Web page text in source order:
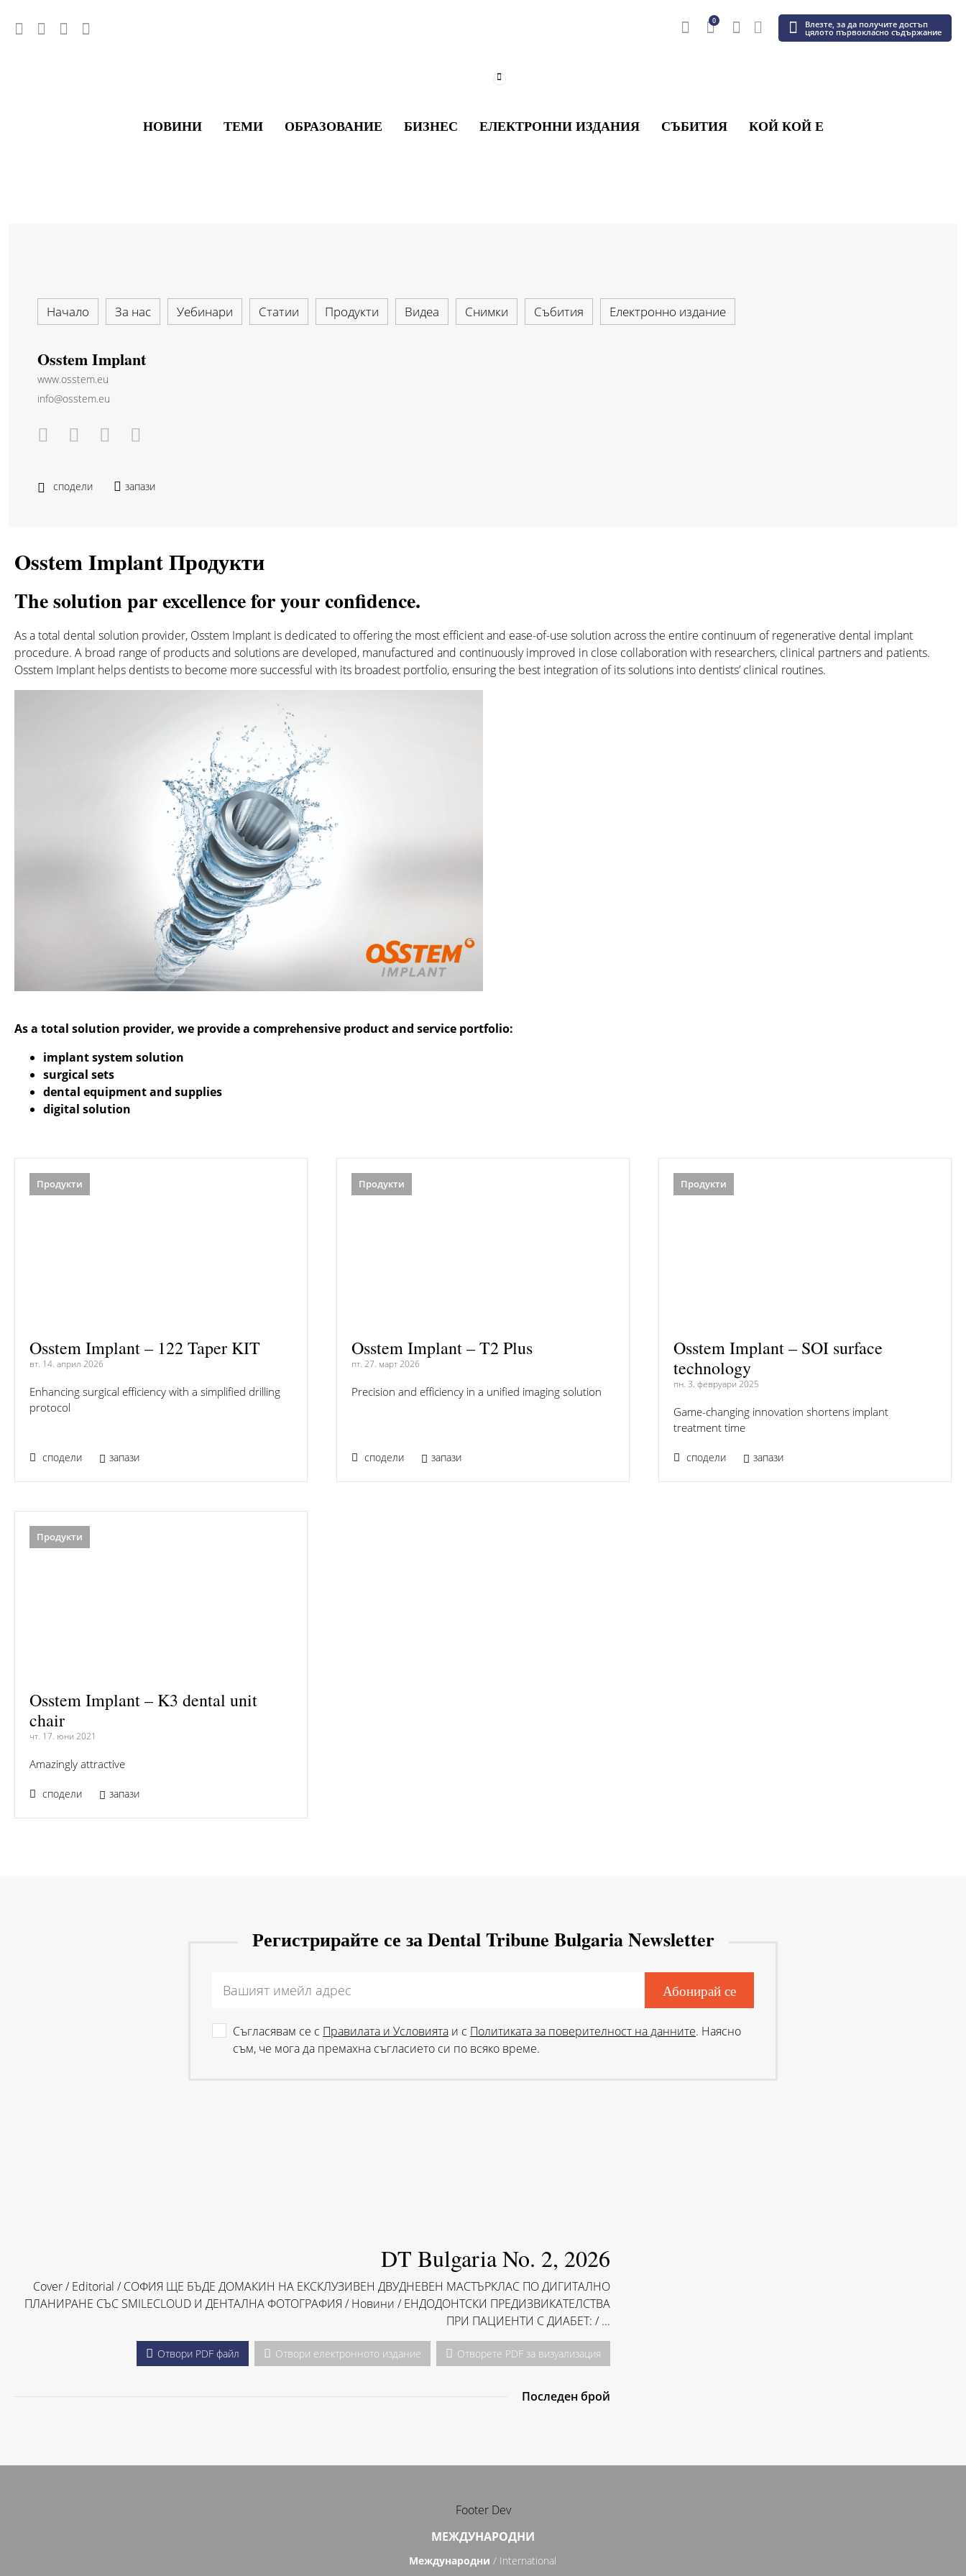
0 Влезте, за да получите достъп
цялото първокласно съдържание
НОВИНИ ТЕМИ ОБРАЗОВАНИЕ БИЗНЕС ЕЛЕКТРОННИ ИЗДАНИЯ СЪБИТИЯ КОЙ КОЙ Е
Начало За нас Уебинари Статии Продукти Видеа Снимки Събития Електронно издание
Osstem Implant
www.osstem.eu
info@osstem.eu
сподели запази
Osstem Implant Продукти
The solution par excellence for your confidence.
As a total dental solution provider, Osstem Implant is dedicated to offering the most efficient and ease-of-use solution across the entire continuum of regenerative dental implant
procedure. A broad range of products and solutions are developed, manufactured and continuously improved in close collaboration with researchers, clinical partners and patients.
Osstem Implant helps dentists to become more successful with its broadest portfolio, ensuring the best integration of its solutions into dentists’ clinical routines.
As a total solution provider, we provide a comprehensive product and service portfolio:
implant system solution
surgical sets
dental equipment and supplies
digital solution
Продукти
Osstem Implant – 122 Taper KIT
вт. 14. април 2026
Enhancing surgical efficiency with a simplified drilling
protocol
сподели запази
Продукти
Osstem Implant – T2 Plus
пт. 27. март 2026
Precision and efficiency in a unified imaging solution
сподели запази
Продукти
Osstem Implant – SOI surface
technology
пн. 3. февруари 2025
Game-changing innovation shortens implant
treatment time
сподели запази
Продукти
Osstem Implant – K3 dental unit
chair
чт. 17. юни 2021
Amazingly attractive
сподели запази
Регистрирайте се за Dental Tribune Bulgaria Newsletter
Съгласявам се с Правилата и Условията и с Политиката за поверителност на данните. Наясно
съм, че мога да премахна съгласието си по всяко време.
DT Bulgaria No. 2, 2026
Cover / Editorial / СОФИЯ ЩЕ БЪДЕ ДОМАКИН НА ЕКСКЛУЗИВЕН ДВУДНЕВЕН МАСТЪРКЛАС ПО ДИГИТАЛНО
ПЛАНИРАНЕ СЪС SMILECLOUD И ДЕНТАЛНА ФОТОГРАФИЯ / Hовини / ЕНДОДОНТСКИ ПРЕДИЗВИКАТЕЛСТВА
ПРИ ПАЦИЕНТИ С ДИАБЕТ: / ...
Отвори PDF файл Отвори електронното издание Отворете PDF за визуализация
Последен брой
Footer Dev
МЕЖДУНАРОДНИ
Международни / International